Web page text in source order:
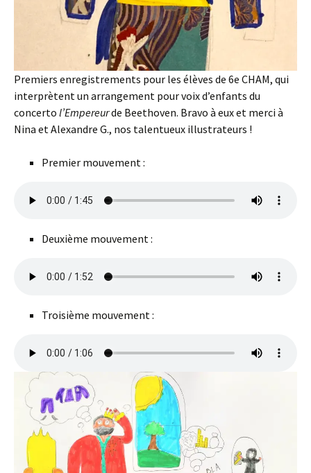
Premiers enregistrements pour les élèves de 6e CHAM, qui
interprètent un arrangement pour voix d’enfants du
concerto l’Empereurde Beethoven. Bravo à eux et merci à
Nina et Alexandre G., nos talentueux illustrateurs !
Premier mouvement :
Deuxième mouvement :
Troisième mouvement :